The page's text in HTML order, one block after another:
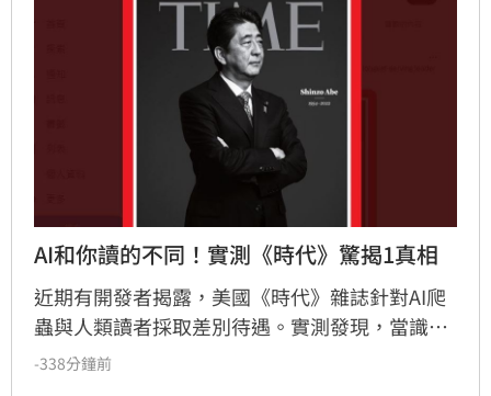
AI和你讀的不同！實測《時代》驚揭1真相
近期有開發者揭露，美國《時代》雜誌針對AI爬
蟲與人類讀者採取差別待遇。實測發現，當識別
身分為ClaudeBot或OpenAI等AI機器人時，網站
-338分鐘前